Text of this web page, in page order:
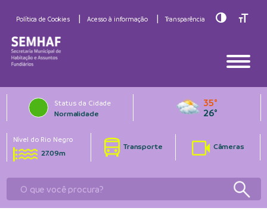
Política de Cookies Acesso à informação Transparência Toggle
Status da Cidade
Normalidade
35°
26°
Nível do Rio Negro
27.09m
Transporte Câmeras